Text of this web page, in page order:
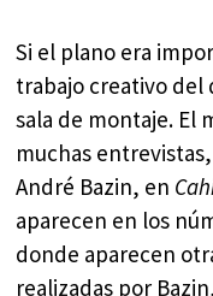
Si el plano era
trabajo creativo del
sala de montaje. El
muchas
André Bazin, en
aparecen en los
donde aparecen
realizadas por